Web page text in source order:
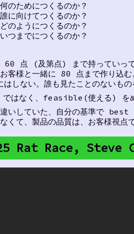
何のためにつくるのか？
誰に向けてつくるのか？
どのようにつくるのか？
いつまでにつくるのか？
60 点 (及第点) まで持っていって
客様と一緒に 80 点まで作り込む
しない。誰も見たことのないも
はなく、feasible(使える) を
違いしていた、自分の基準で
なくて、製品の品質は、お客様
Rat Race, Steve